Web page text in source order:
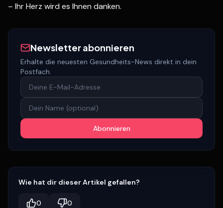
– Ihr Herz wird es Ihnen danken.
Newsletter abonnieren
Erhalte die neuesten Gesundheits-News direkt in dein
Postfach.
Abonnieren
Wie hat dir dieser Artikel gefallen?
0 0